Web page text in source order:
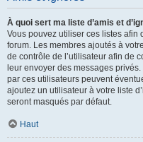
À quoi sert ma liste d’amis et
Vous pouvez utiliser ces listes afin
forum. Les membres ajoutés à
de contrôle de l’utilisateur afin de
leur envoyer des messages
par ces utilisateurs peuvent
ajoutez un utilisateur à votre liste
seront masqués par défaut.
Haut